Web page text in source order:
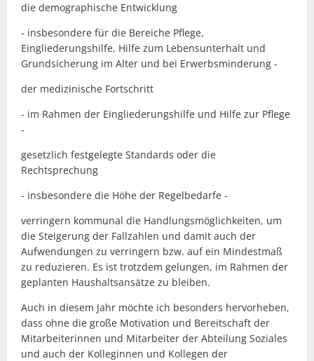
die demographische Entwicklung
- insbesondere für die Bereiche Pflege,
Eingliederungshilfe, Hilfe zum Lebensunterhalt und
Grundsicherung im Alter und bei Erwerbsminderung -
der medizinische Fortschritt
- im Rahmen der Eingliederungshilfe und Hilfe zur Pflege
-
gesetzlich festgelegte Standards oder die
Rechtsprechung
- insbesondere die Höhe der Regelbedarfe -
verringern kommunal die Handlungsmöglichkeiten, um
die Steigerung der Fallzahlen und damit auch der
Aufwendungen zu verringern bzw. auf ein Mindestmaß
zu reduzieren. Es ist trotzdem gelungen, im Rahmen der
geplanten Haushaltsansätze zu bleiben.
Auch in diesem Jahr möchte ich besonders hervorheben,
dass ohne die große Motivation und Bereitschaft der
Mitarbeiterinnen und Mitarbeiter der Abteilung Soziales
und auch der Kolleginnen und Kollegen der